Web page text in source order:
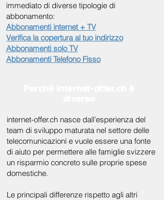
immediato di diverse tipologie di
abbonamento:
Abbonamenti internet + TV
Verifica la copertura al tuo indirizzo
Abbonamenti solo TV
Abbonamenti Telefono Fisso
internet-offer.ch nasce dall’esperienza del
team di sviluppo maturata nel settore delle
telecomunicazioni e vuole essere una fonte
di aiuto per permettere alle famiglie svizzere
un risparmio concreto sulle proprie spese
domestiche.
Le principali differenze rispetto agli altri